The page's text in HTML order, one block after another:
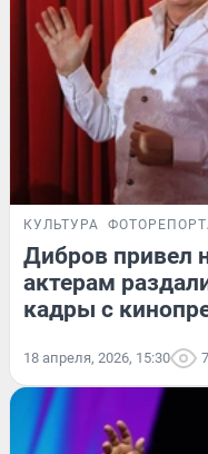
КУЛЬТУРА
Дибров привел
актерам
кадры с
18 апреля, 2026, 15:30